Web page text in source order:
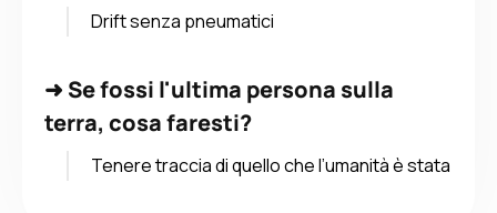
Drift senza pneumatici
➜ Se fossi l'ultima persona sulla
terra, cosa faresti?
Tenere traccia di quello che l’umanità è stata